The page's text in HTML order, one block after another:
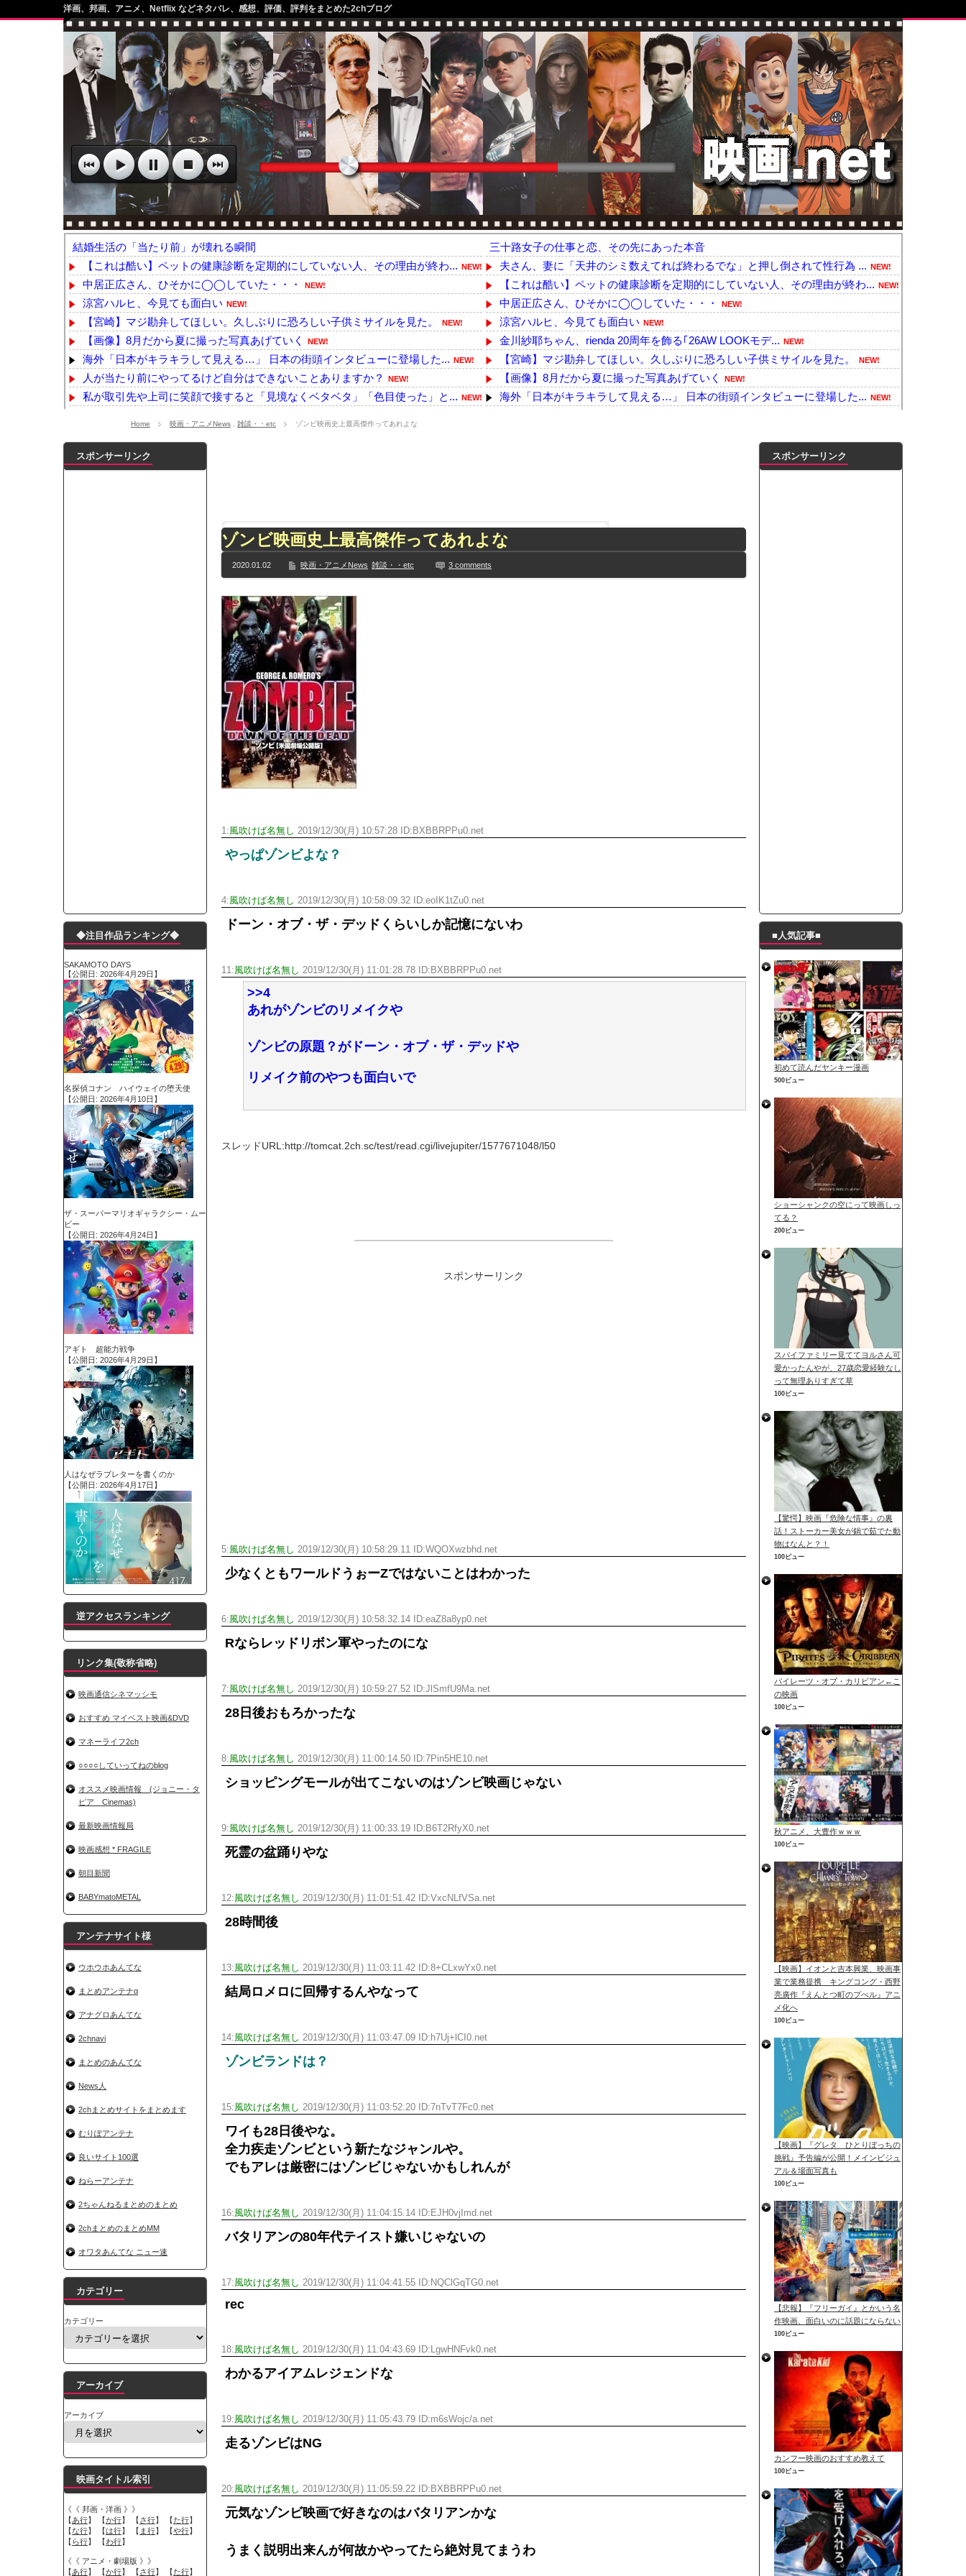
洋画、邦画、アニメ、Netflix などネタバレ、感想、評価、評判をまとめた2chブログ
結婚生活の「当たり前」が壊れる瞬間
【これは酷い】ペットの健康診断を定期的にしていない人、その理由が終わ... NEW!
中居正広さん、ひそかに◯◯していた・・・ NEW!
涼宮ハルヒ、今見ても面白い NEW!
【宮崎】マジ勘弁してほしい。久しぶりに恐ろしい子供ミサイルを見た。 NEW!
【画像】8月だから夏に撮った写真あげていく NEW!
海外「日本がキラキラして見える…」 日本の街頭インタビューに登場した... NEW!
人が当たり前にやってるけど自分はできないことありますか？ NEW!
私が取引先や上司に笑顔で接すると「見境なくベタベタ」「色目使った」と... NEW!
韓国人「日本メディアが大型台風13号が急カーブで韓国方面に向かって来...
【画像】佐倉綾音(32)、自分のシコポイントに気がつくwwwwwww
【TWICE】サナが佐藤健とダブル主演の映画で演技に初挑戦‼
【乃木坂】TIFで披露したストライキダンスが大バズリ‼
【速報】石破首相 大敗の責任「両院議員総会での意見や総括を踏まえ、適...
『鬼滅の刃 無限城編』3部作で興収2000億円も視野に!?超巨大マネ...
メイドの格好してるちょちょたんの破壊力が半端ない【梅咲遥】
ランJ民ワイ、新しいランニングシューズを手に入れる
モーニングショー「視聴率5.2％！」テレビ朝日「ひたすら自民批判！」...
出自が社長にバレて「愛人になれ」と脅された。辞めたら1週間もしないう...
【唖然】渋谷のホームレス対策、とんでもない領域へｗｗｗｗｗｗ
子供部屋おじさんなんですがコード類の配線ぐちゃぐちゃさせない方法教え...
ポルシェが満を持して送り出す初EV 「タイカン」はテスラのライバルに...
【朗報】阪神のドラフト、ガチで大当たりだったｗｗｗｗｗｗｗｗｗｗｗｗ...
下半身トレーニング、太ももに自信ニキきてくれｗｗｗｗｗｗｗｗｗ
三十路女子の仕事と恋、その先にあった本音
夫さん、妻に「天井のシミ数えてれば終わるでな」と押し倒されて性行為 ... NEW!
【これは酷い】ペットの健康診断を定期的にしていない人、その理由が終わ... NEW!
中居正広さん、ひそかに◯◯していた・・・ NEW!
涼宮ハルヒ、今見ても面白い NEW!
金川紗耶ちゃん、rienda 20周年を飾る｢26AW LOOKモデ... NEW!
【宮崎】マジ勘弁してほしい。久しぶりに恐ろしい子供ミサイルを見た。 NEW!
【画像】8月だから夏に撮った写真あげていく NEW!
海外「日本がキラキラして見える…」 日本の街頭インタビューに登場した... NEW!
【衝撃】サッカー王国ブラジル、サッカー関心層が72％から64％に減少
【悲報】外国人グループ、田園都市線の橋脚にスプレーで落書きする動画が...
【韓日共同調査】「日本に良い印象」の韓国人54.3％ 13年以降で最...
Home 映画・アニメNews 雑談・・etc ゾンビ映画史上最高傑作ってあれよな
ゾンビ映画史上最高傑作ってあれよな
2020.01.02 映画・アニメNews 雑談・・etc 3 comments
1:風吹けば名無し 2019/12/30(月) 10:57:28 ID:BXBBRPPu0.net
やっぱゾンビよな？
4:風吹けば名無し 2019/12/30(月) 10:58:09.32 ID:eoIK1tZu0.net
ドーン・オブ・ザ・デッドくらいしか記憶にないわ
11:風吹けば名無し 2019/12/30(月) 11:01:28.78 ID:BXBBRPPu0.net
>>4
あれがゾンビのリメイクや
ゾンビの原題？がドーン・オブ・ザ・デッドや
リメイク前のやつも面白いで
スレッドURL:http://tomcat.2ch.sc/test/read.cgi/livejupiter/1577671048/l50
スポンサーリンク
5:風吹けば名無し 2019/12/30(月) 10:58:29.11 ID:WQOXwzbhd.net
少なくともワールドうぉーZではないことはわかった
6:風吹けば名無し 2019/12/30(月) 10:58:32.14 ID:eaZ8a8yp0.net
Rならレッドリボン軍やったのにな
7:風吹けば名無し 2019/12/30(月) 10:59:27.52 ID:JlSmfU9Ma.net
28日後おもろかったな
8:風吹けば名無し 2019/12/30(月) 11:00:14.50 ID:7Pin5HE10.net
ショッピングモールが出てこないのはゾンビ映画じゃない
9:風吹けば名無し 2019/12/30(月) 11:00:33.19 ID:B6T2RfyX0.net
死霊の盆踊りやな
12:風吹けば名無し 2019/12/30(月) 11:01:51.42 ID:VxcNLfVSa.net
28時間後
13:風吹けば名無し 2019/12/30(月) 11:03:11.42 ID:8+CLxwYx0.net
結局ロメロに回帰するんやなって
14:風吹けば名無し 2019/12/30(月) 11:03:47.09 ID:h7Uj+lCI0.net
ゾンビランドは？
15:風吹けば名無し 2019/12/30(月) 11:03:52.20 ID:7nTvT7Fc0.net
ワイも28日後やな。
全力疾走ゾンビという新たなジャンルや。
でもアレは厳密にはゾンビじゃないかもしれんが
16:風吹けば名無し 2019/12/30(月) 11:04:15.14 ID:EJH0vjImd.net
バタリアンの80年代テイスト嫌いじゃないの
17:風吹けば名無し 2019/12/30(月) 11:04:41.55 ID:NQClGqTG0.net
rec
18:風吹けば名無し 2019/12/30(月) 11:04:43.69 ID:LgwHNFvk0.net
わかるアイアムレジェンドな
19:風吹けば名無し 2019/12/30(月) 11:05:43.79 ID:m6sWojc/a.net
走るゾンビはNG
20:風吹けば名無し 2019/12/30(月) 11:05:59.22 ID:BXBBRPPu0.net
元気なゾンビ映画で好きなのはバタリアンかな
うまく説明出来んが何故かやってたら絶対見てまうわ
スポンサーリンク
◆注目作品ランキング◆
SAKAMOTO DAYS
【公開日: 2026年4月29日】
名探偵コナン ハイウェイの堕天使
【公開日: 2026年4月10日】
ザ・スーパーマリオギャラクシー・ムー
ビー
【公開日: 2026年4月24日】
アギト 超能力戦争
【公開日: 2026年4月29日】
人はなぜラブレターを書くのか
【公開日: 2026年4月17日】
逆アクセスランキング
リンク集(敬称省略)
映画通信シネマッシモ
おすすめ マイベスト映画&DVD
マネーライフ2ch
○○○○していってねのblog
オススメ映画情報 (ジョニー・タ
ピア Cinemas)
最新映画情報局
映画感想 * FRAGILE
朝目新聞
BABYmatoMETAL
アンテナサイト様
ウホウホあんてな
まとめアンテナα
アナグロあんてな
2chnavi
まとめのあんてな
News人
2chまとめサイトをまとめます
むりぽアンテナ
良いサイト100選
ねらーアンテナ
2ちゃんねるまとめのまとめ
2chまとめのまとめMM
オワタあんてな ニュー速
カテゴリー
カテゴリー
アーカイブ
アーカイブ
映画タイトル索引
《《 邦画・洋画 》》
【あ行】 【か行】 【さ行】 【た行】
【な行】 【は行】 【 ま行】 【や行】
【 ら行】 【わ行】
《《 アニメ・劇場版 》》
【あ行】 【か行】 【さ行】 【た行】
スポンサーリンク
■人気記事■
初めて読んだヤンキー漫画
500ビュー
ショーシャンクの空にって映画しっ
てる？
200ビュー
スパイファミリー見ててヨルさん可
愛かったんやが、27歳恋愛経験なし
って無理ありすぎて草
100ビュー
【驚愕】映画『危険な情事』の裏
話！ストーカー美女が鍋で茹でた動
物はなんと？！
100ビュー
パイレーツ・オブ・カリビアン←こ
の映画
100ビュー
秋アニメ、大豊作ｗｗｗ
100ビュー
【映画】イオンと吉本興業、映画事
業で業務提携 キングコング・西野
亮廣作『えんとつ町のプぺル』アニ
メ化へ
100ビュー
【映画】『グレタ ひとりぼっちの
挑戦』予告編が公開！メインビジュ
アル＆場面写真も
100ビュー
【悲報】『フリーガイ』とかいう名
作映画、面白いのに話題にならない
100ビュー
カンフー映画のおすすめ教えて
100ビュー